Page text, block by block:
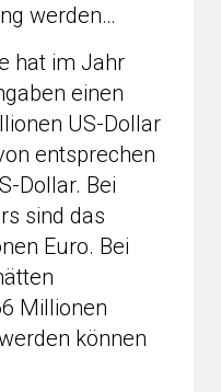
werden…
hat im Jahr
einen
US-Dollar
entsprechen
Dollar. Bei
sind das
Euro. Bei
Millionen
können